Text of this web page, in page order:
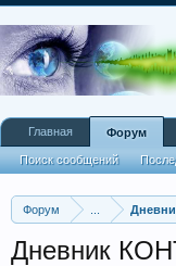
Форум
Дневник
Главная Форум
Поиск сообщений